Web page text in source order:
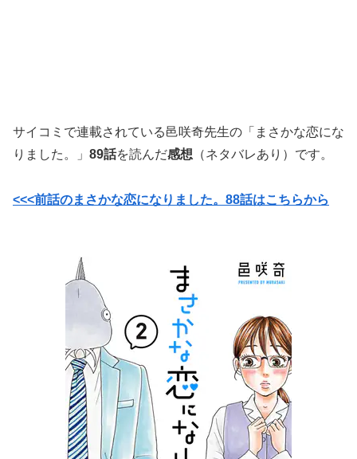
サイコミで連載されている邑咲奇先生の「まさかな恋にな
りました。」 89話を読んだ感想 （ネタバレあり）です。
<<<前話のまさかな恋になりました。88話はこちらから